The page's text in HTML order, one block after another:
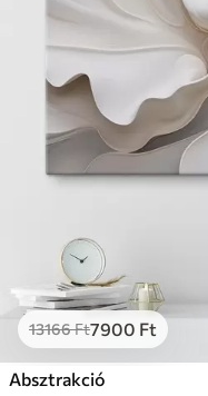
13166Ft7900 Ft
Absztrakció